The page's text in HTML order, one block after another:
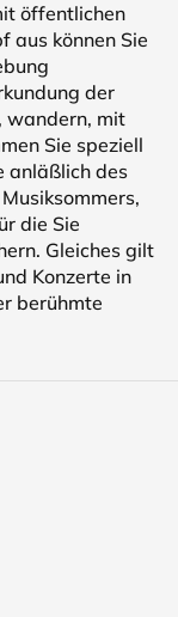
öffentlichen
aus können Sie
der
wandern, mit
Sie speziell
anläßlich des
die Sie
Gleiches gilt
Konzerte in
berühmte